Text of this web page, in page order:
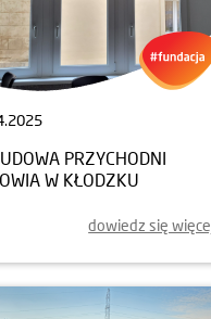
PRZYCHODNI
W KŁODZKU
dowiedz się